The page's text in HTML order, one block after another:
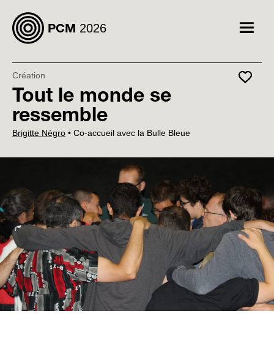
PCM 2026
Création
Tout le monde se
ressemble
Favoris
Brigitte Négro • Co-accueil avec la Bulle Bleue
Afficher